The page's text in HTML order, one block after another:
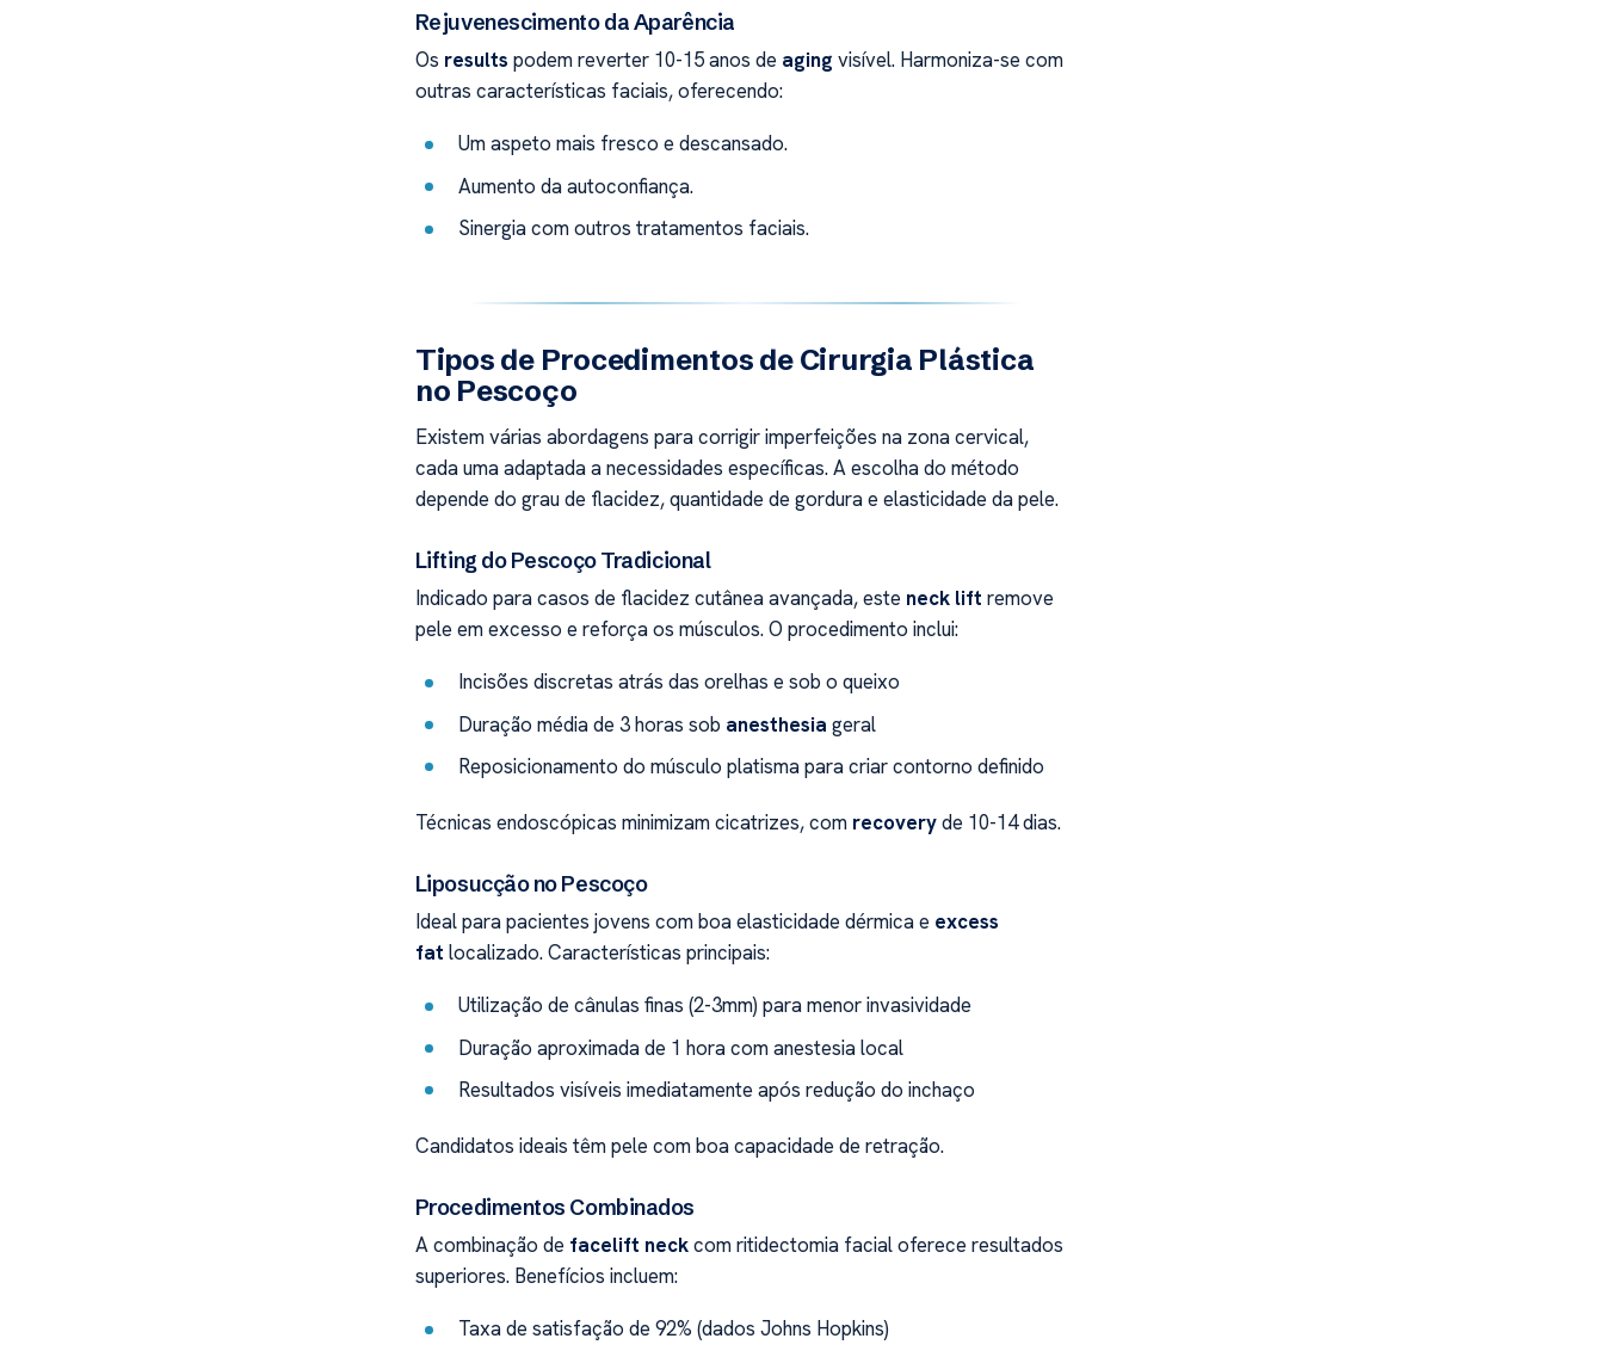
Rejuvenescimento da Aparência
Os results podem reverter 10-15 anos de aging visível. Harmoniza-se com
outras características faciais, oferecendo:
Um aspeto mais fresco e descansado.
Aumento da autoconfiança.
Sinergia com outros tratamentos faciais.
Tipos de Procedimentos de Cirurgia Plástica
no Pescoço
Existem várias abordagens para corrigir imperfeições na zona cervical,
cada uma adaptada a necessidades específicas. A escolha do método
depende do grau de flacidez, quantidade de gordura e elasticidade da pele.
Lifting do Pescoço Tradicional
Indicado para casos de flacidez cutânea avançada, este neck lift remove
pele em excesso e reforça os músculos. O procedimento inclui:
Incisões discretas atrás das orelhas e sob o queixo
Duração média de 3 horas sob anesthesia geral
Reposicionamento do músculo platisma para criar contorno definido
Técnicas endoscópicas minimizam cicatrizes, com recoveryde 10-14 dias.
Liposucção no Pescoço
Ideal para pacientes jovens com boa elasticidade dérmica e excess
fat localizado. Características principais:
Utilização de cânulas finas (2-3mm) para menor invasividade
Duração aproximada de 1 hora com anestesia local
Resultados visíveis imediatamente após redução do inchaço
Candidatos ideais têm pele com boa capacidade de retração.
Procedimentos Combinados
A combinação de facelift neckcom ritidectomia facial oferece resultados
superiores. Benefícios incluem:
Taxa de satisfação de 92% (dados Johns Hopkins)